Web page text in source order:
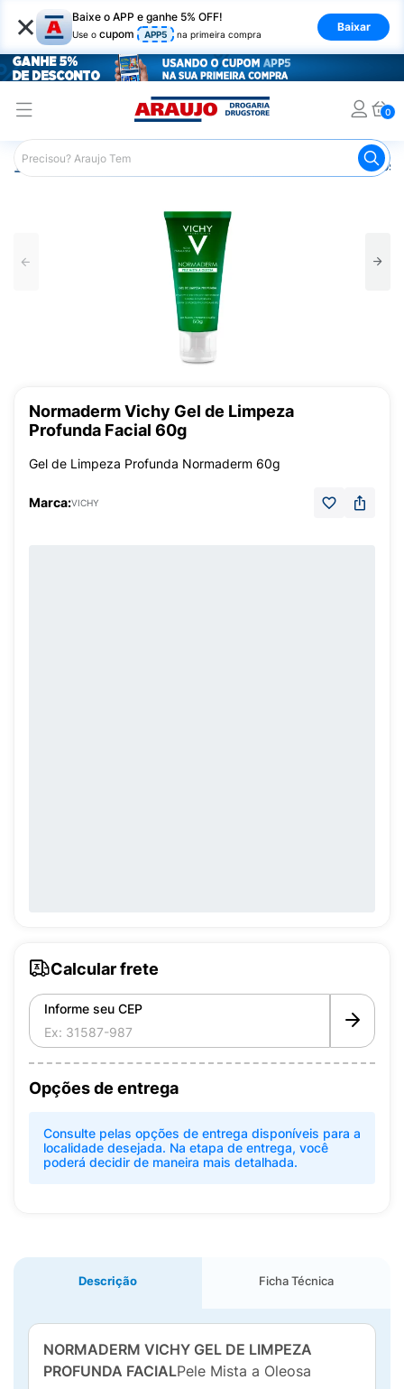
× Baixe o APP e ganhe 5% OFF!
Use o cupom APP5 na primeira compra
Baixar
0
Araujo Dermocosméticos Dermocosméticos para o
Normaderm Vichy Gel de Limpeza
Profunda Facial 60g
Gel de Limpeza Profunda Normaderm 60g
Marca:VICHY
Calcular frete
Informe seu CEP
Opções de entrega
Consulte pelas opções de entrega disponíveis para a
localidade desejada. Na etapa de entrega, você
poderá decidir de maneira mais detalhada.
Descrição Ficha Técnica
NORMADERM VICHY GEL DE LIMPEZA
PROFUNDA FACIALPele Mista a Oleosa